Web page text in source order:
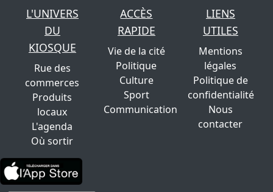
L'UNIVERS
DU
KIOSQUE
Rue des
commerces
Produits
locaux
L'agenda
Où sortir
ACCÈS
RAPIDE
Vie de la cité
Politique
Culture
Sport
Communication
LIENS
UTILES
Mentions
légales
Politique de
confidentialité
Nous
contacter